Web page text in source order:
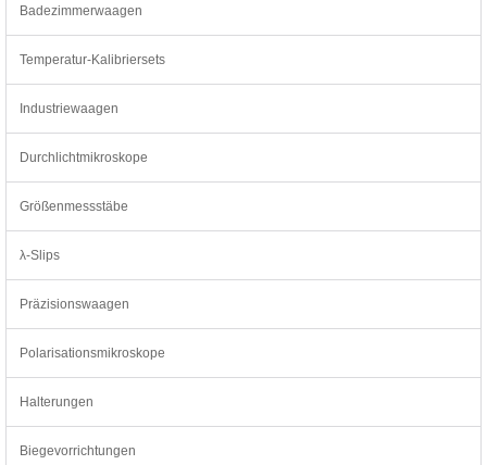
Badezimmerwaagen
Temperatur-Kalibriersets
Industriewaagen
Durchlichtmikroskope
Größenmessstäbe
λ-Slips
Präzisionswaagen
Polarisationsmikroskope
Halterungen
Biegevorrichtungen